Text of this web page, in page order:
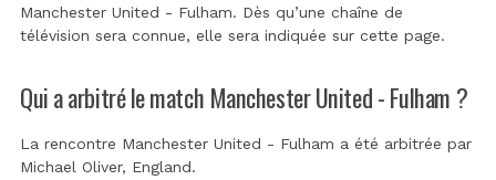
Manchester United - Fulham. Dès qu’une chaîne de
télévision sera connue, elle sera indiquée sur cette page.
Qui a arbitré le match Manchester United - Fulham ?
La rencontre Manchester United - Fulham a été arbitrée par
Michael Oliver, England.